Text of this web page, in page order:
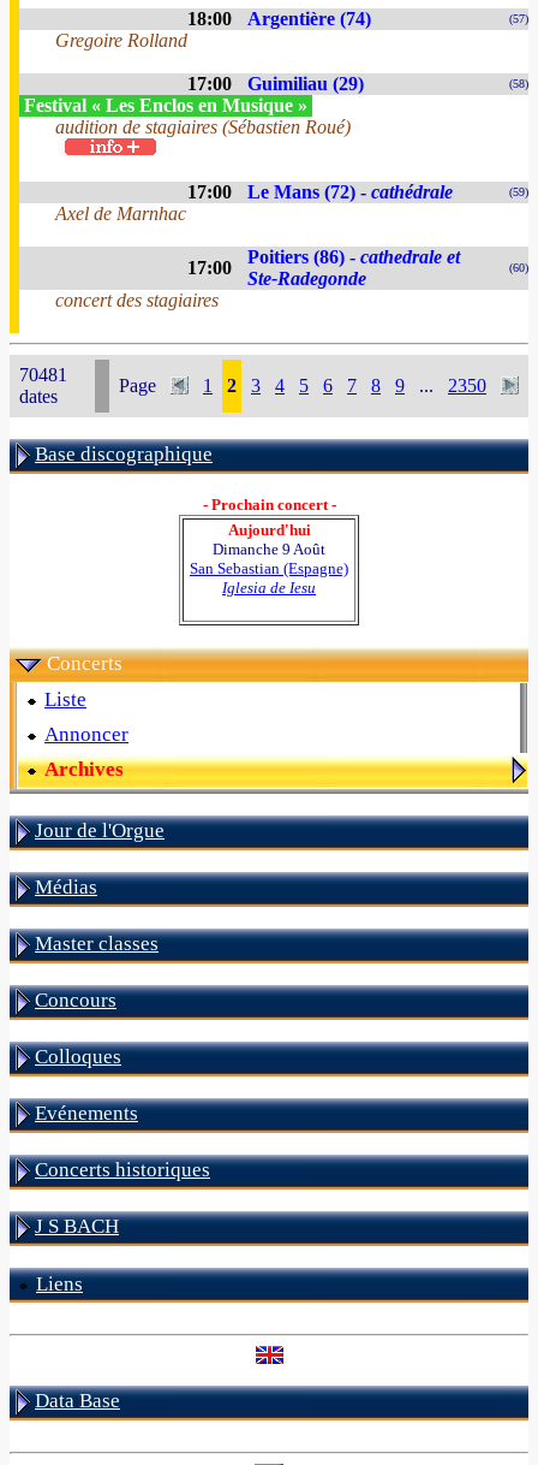
18:00 Argentière (74) (57)
Gregoire Rolland
17:00 Guimiliau (29) (58)
Festival « Les Enclos en Musique »
audition de stagiaires (Sébastien Roué)
17:00 Le Mans (72) - cathédrale (59)
Axel de Marnhac
17:00
Poitiers (86) - cathedrale et
Ste-Radegonde
(60)
concert des stagiaires
70481
dates
Page 1 2 3 4 5 6 7 8 9 ... 2350
Base discographique
- Prochain concert -
Aujourd'hui
Dimanche 9 Août
San Sebastian (Espagne)
Iglesia de Iesu
Concerts
Liste
Annoncer
Archives
Jour de l'Orgue
Médias
Master classes
Concours
Colloques
Evénements
Concerts historiques
J S BACH
Liens
Data Base